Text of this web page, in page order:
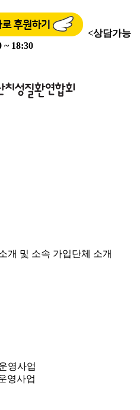
<상담가능
~ 18:30
개 및 소속 가입단체 소개
영사업
영사업